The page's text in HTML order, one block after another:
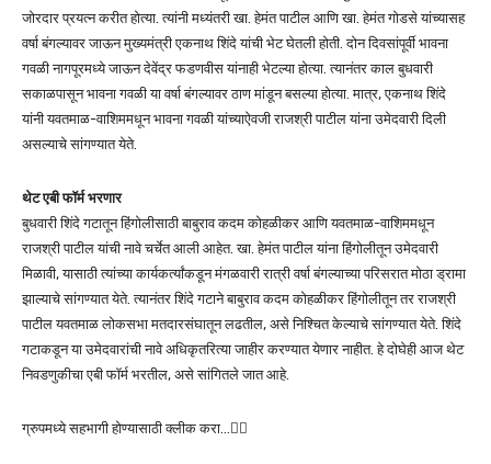
जोरदार प्रयत्न करीत होत्या. त्यांनी मध्यंतरी खा. हेमंत पाटील आणि खा. हेमंत गोडसे यांच्यासह
वर्षा बंगल्यावर जाऊन मुख्यमंत्री एकनाथ शिंदे यांची भेट घेतली होती. दोन दिवसांपूर्वी भावना
गवळी नागपूरमध्ये जाऊन देवेंद्र फडणवीस यांनाही भेटल्या होत्या. त्यानंतर काल बुधवारी
सकाळपासून भावना गवळी या वर्षा बंगल्यावर ठाण मांडून बसल्या होत्या. मात्र, एकनाथ शिंदे
यांनी यवतमाळ-वाशिममधून भावना गवळी यांच्याऐवजी राजश्री पाटील यांना उमेदवारी दिली
असल्याचे सांगण्यात येते.
थेट एबी फॉर्म भरणार
बुधवारी शिंदे गटातून हिंगोलीसाठी बाबुराव कदम कोहळीकर आणि यवतमाळ-वाशिममधून
राजश्री पाटील यांची नावे चर्चेत आली आहेत. खा. हेमंत पाटील यांना हिंगोलीतून उमेदवारी
मिळावी, यासाठी त्यांच्या कार्यकर्त्यांकडून मंगळवारी रात्री वर्षा बंगल्याच्या परिसरात मोठा ड्रामा
झाल्याचे सांगण्यात येते. त्यानंतर शिंदे गटाने बाबुराव कदम कोहळीकर हिंगोलीतून तर राजश्री
पाटील यवतमाळ लोकसभा मतदारसंघातून लढतील, असे निश्चित केल्याचे सांगण्यात येते. शिंदे
गटाकडून या उमेदवारांची नावे अधिकृतरित्या जाहीर करण्यात येणार नाहीत. हे दोघेही आज थेट
निवडणुकीचा एबी फॉर्म भरतील, असे सांगितले जात आहे.
ग्रुपमध्ये सहभागी होण्यासाठी क्लीक करा…👆🏻